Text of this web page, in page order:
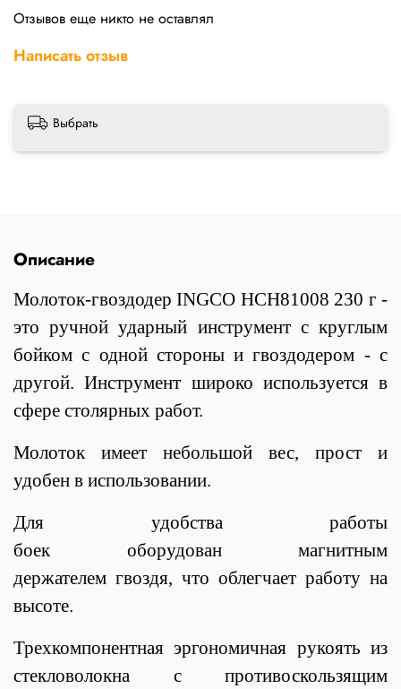
Отзывов еще никто не оставлял
Написать отзыв
Выбрать
Описание
Молоток-гвоздодер INGCO HCH81008 230 г -
это ручной ударный инструмент с круглым
бойком с одной стороны и гвоздодером - с
другой. Инструмент широко используется в
сфере столярных работ.
Молоток имеет небольшой вес, прост и
удобен в использовании.
Для удобства работы
боек оборудован магнитным
держателем гвоздя, что облегчает работу на
высоте.
Трехкомпонентная эргономичная рукоять из
стекловолокна с противоскользящим